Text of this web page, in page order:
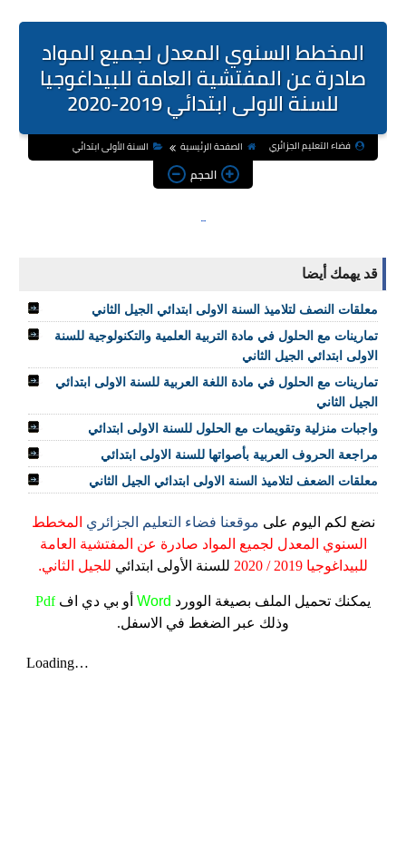
المخطط السنوي المعدل لجميع المواد
صادرة عن المفتشية العامة للبيداغوجيا
للسنة الاولى ابتدائي 2019-2020
فضاء التعليم الجزائري الصفحة الرئيسية السنة الأولى ابتدائي
الحجم
قد يهمك أيضا
معلقات النصف لتلاميذ السنة الاولى ابتدائي الجيل الثاني
تمارينات مع الحلول في مادة التربية العلمية والتكنولوجية للسنة
الاولى ابتدائي الجيل الثاني
تمارينات مع الحلول في مادة اللغة العربية للسنة الاولى ابتدائي
الجيل الثاني
واجبات منزلية وتقويمات مع الحلول للسنة الاولى ابتدائي
مراجعة الحروف العربية بأصواتها للسنة الاولى ابتدائي
معلقات الضعف لتلاميذ السنة الاولى ابتدائي الجيل الثاني
نضع لكم اليوم على موقعنا فضاء التعليم الجزائري المخطط
السنوي المعدل لجميع المواد صادرة عن المفتشية العامة
للبيداغوجيا 2019 / 2020
للسنة الأولى ابتدائي للجيل الثاني.
يمكنك تحميل الملف بصيغة الوورد Word أو بي دي اف Pdf
وذلك عبر الضغط في الاسفل.